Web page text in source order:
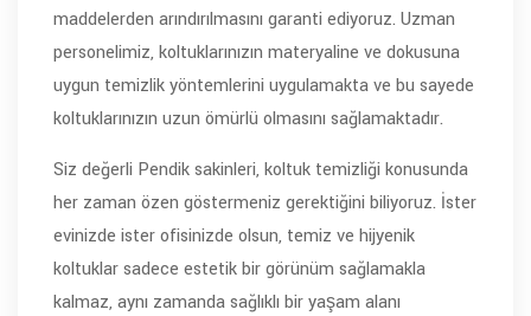
maddelerden arındırılmasını garanti ediyoruz. Uzman
personelimiz, koltuklarınızın materyaline ve dokusuna
uygun temizlik yöntemlerini uygulamakta ve bu sayede
koltuklarınızın uzun ömürlü olmasını sağlamaktadır.
Siz değerli Pendik sakinleri, koltuk temizliği konusunda
her zaman özen göstermeniz gerektiğini biliyoruz. İster
evinizde ister ofisinizde olsun, temiz ve hijyenik
koltuklar sadece estetik bir görünüm sağlamakla
kalmaz, aynı zamanda sağlıklı bir yaşam alanı